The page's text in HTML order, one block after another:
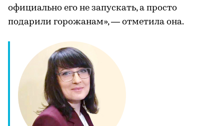
официально его не запускать, а просто
подарили горожанам», — отметила она.